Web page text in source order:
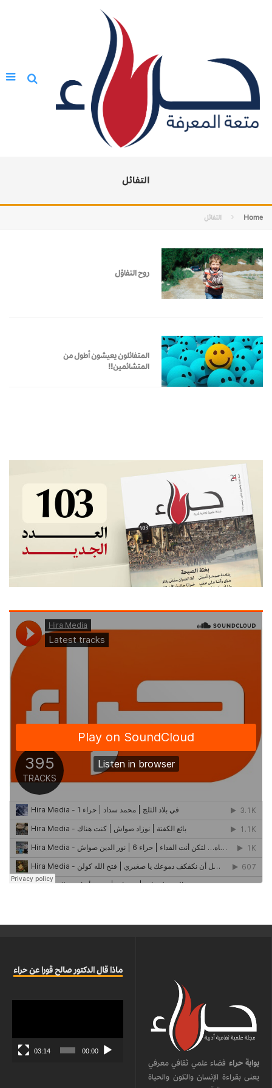
التفائل
Home التفائل
روح التفاؤل
المتفائلون يعيشون أطول من
المتشائمين!!
بوابة حراء فضاء علمي ثقافي معرفي
يعنى بقراءة الإنسان والكون والحياة
ماذا قال الدكتور صالح قورا عن حراء
00:00
03:14